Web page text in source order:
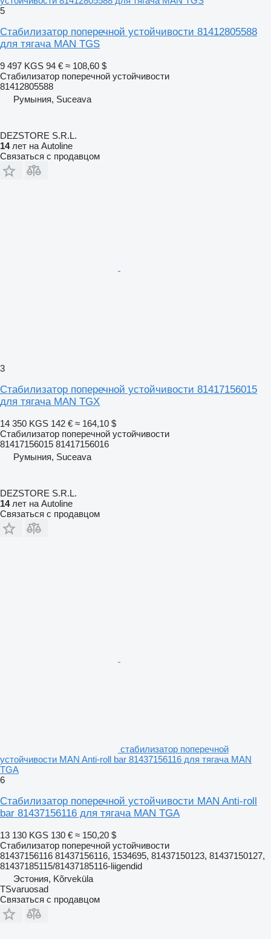
5
Стабилизатор поперечной устойчивости 81412805588
для тягача MAN TGS
9 497 KGS 94 € ≈ 108,60 $
Стабилизатор поперечной устойчивости
81412805588
Румыния, Suceava
DEZSTORE S.R.L.
14лет на Autoline
Связаться с продавцом
3
Стабилизатор поперечной устойчивости 81417156015
для тягача MAN TGX
14 350 KGS 142 € ≈ 164,10 $
Стабилизатор поперечной устойчивости
81417156015 81417156016
Румыния, Suceava
DEZSTORE S.R.L.
14лет на Autoline
Связаться с продавцом
стабилизатор поперечной
устойчивости MAN Anti-roll bar 81437156116 для тягача MAN
TGA
6
Стабилизатор поперечной устойчивости MAN Anti-roll
bar 81437156116 для тягача MAN TGA
13 130 KGS 130 € ≈ 150,20 $
Стабилизатор поперечной устойчивости
81437156116 81437156116, 1534695, 81437150123, 81437150127,
81437185115/81437185116-liigendid
Эстония, Kõrveküla
TSvaruosad
Связаться с продавцом